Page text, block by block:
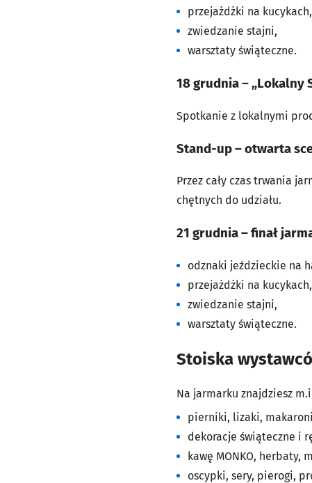
przejażdżki na kucykach,
zwiedzanie stajni,
warsztaty świąteczne.
18 grudnia – „Lokalny
Spotkanie z lokalnymi
Stand-up – otwarta
Przez cały czas trwania
chętnych do udziału.
21 grudnia – finał
odznaki jeździeckie na
przejażdżki na kucykach,
zwiedzanie stajni,
warsztaty świąteczne.
Stoiska
Na jarmarku znajdziesz
pierniki, lizaki,
dekoracje świąteczne i
kawę MONKO, herbaty,
oscypki, sery, pierogi,